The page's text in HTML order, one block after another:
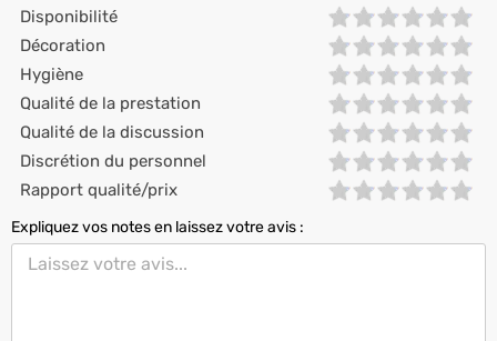
Disponibilité
Décoration
Hygiène
Qualité de la prestation
Qualité de la discussion
Discrétion du personnel
Rapport qualité/prix
Expliquez vos notes en laissez votre avis :